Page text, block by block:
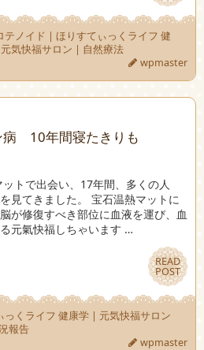
テノイド | ほりすてぃっくライフ 健
元気快福サロン | 自然療法
wpmaster
病 10年間寝たきりも
トで出会い、17年間、多くの人
見てきました。 宝石温熱マットに
が修復すべき部位に血液を運び、血
元氣快福しちゃいます …
READ
POST
READ
POST
っくライフ 健康学| 元気快福サロン
報告
wpmaster